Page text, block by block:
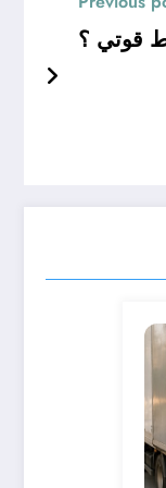
قوتي ؟